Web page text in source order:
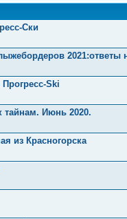
Ски
2021:ответы
Ski
Июнь 2020.
из Красногорска